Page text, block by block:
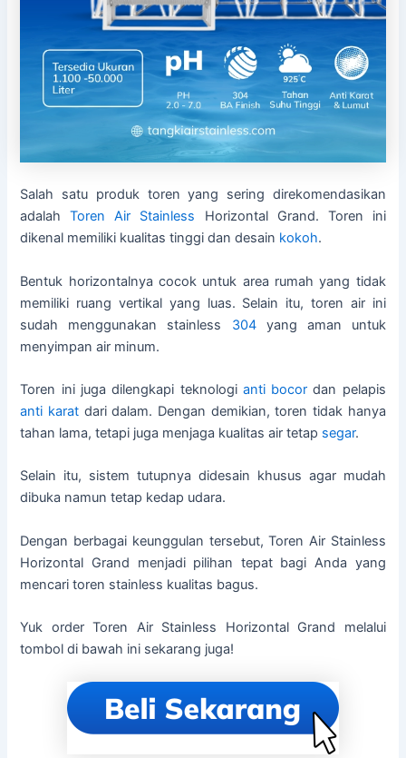
Salah satu produk toren yang sering direkomendasikan
adalahToren Air Stainless Horizontal Grand. Toren ini
dikenal memiliki kualitas tinggi dan desain kokoh.
Bentuk horizontalnya cocok untuk area rumah yang tidak
memiliki ruang vertikal yang luas. Selain itu, toren air ini
sudah menggunakan stainless 304yang aman untuk
menyimpan air minum.
Toren ini juga dilengkapi teknologi anti bocor dan pelapis
anti karat dari dalam. Dengan demikian, toren tidak hanya
tahan lama, tetapi juga menjaga kualitas air tetap segar.
Selain itu, sistem tutupnya didesain khusus agar mudah
dibuka namun tetap kedap udara.
Dengan berbagai keunggulan tersebut, Toren Air Stainless
Horizontal Grand menjadi pilihan tepat bagi Anda yang
mencari toren stainless kualitas bagus.
Yuk order Toren Air Stainless Horizontal Grand melalui
tombol di bawah ini sekarang juga!